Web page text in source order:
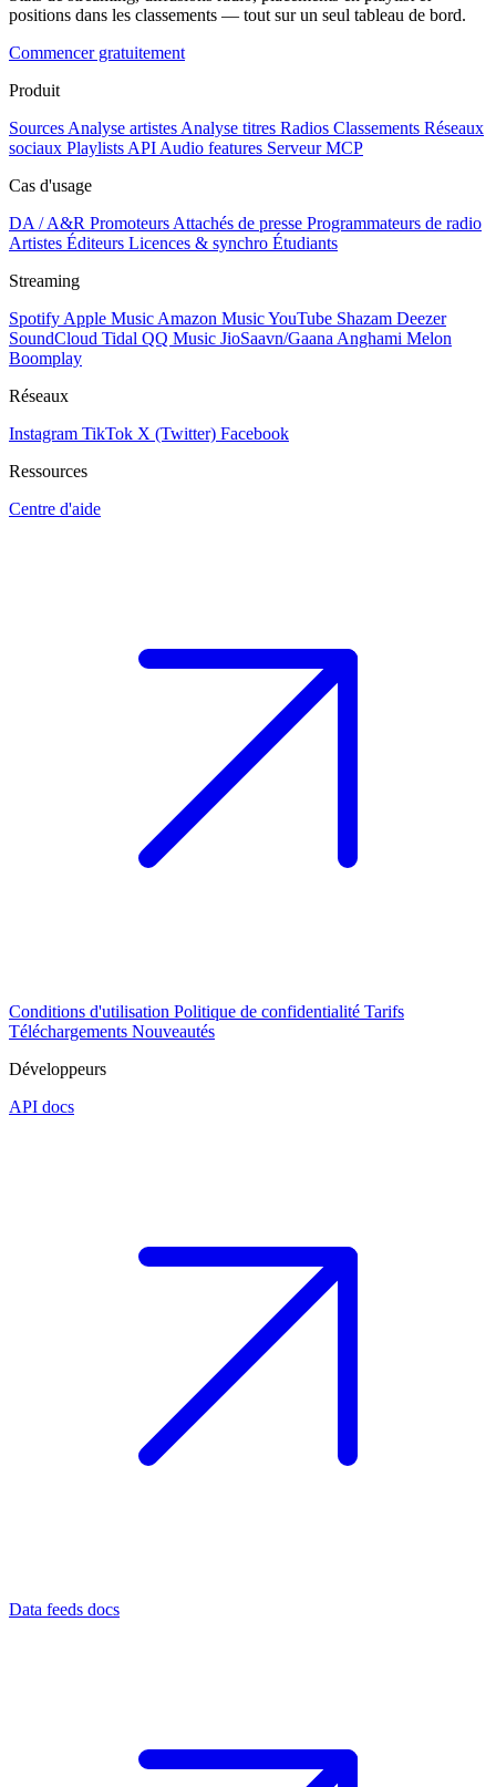
positions dans les classements — tout sur un seul tableau de bord.
Commencer gratuitement
Produit
Sources Analyse artistes Analyse titres Radios Classements Réseaux
sociaux Playlists API Audio features Serveur MCP
Cas d'usage
DA / A&R Promoteurs Attachés de presse Programmateurs de radio
Artistes Éditeurs Licences & synchro Étudiants
Streaming
Spotify Apple Music Amazon MusicYouTube Shazam Deezer
SoundCloud Tidal QQ Music JioSaavn/Gaana Anghami Melon
Boomplay
Réseaux
Instagram TikTok X (Twitter) Facebook
Ressources
Centre d'aide
Conditions d'utilisation Politique de confidentialité Tarifs
Téléchargements Nouveautés
Développeurs
API docs
Data feeds docs